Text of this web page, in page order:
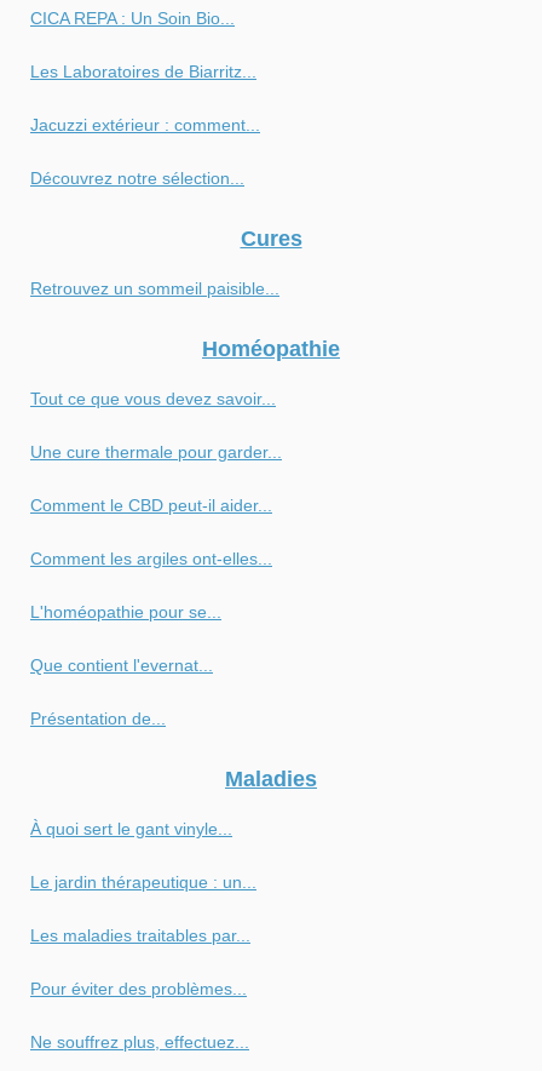
CICA REPA : Un Soin Bio...
Les Laboratoires de Biarritz...
Jacuzzi extérieur : comment...
Découvrez notre sélection...
Cures
Retrouvez un sommeil paisible...
Homéopathie
Tout ce que vous devez savoir...
Une cure thermale pour garder...
Comment le CBD peut-il aider...
Comment les argiles ont-elles...
L'homéopathie pour se...
Que contient l'evernat...
Présentation de...
Maladies
À quoi sert le gant vinyle...
Le jardin thérapeutique : un...
Les maladies traitables par...
Pour éviter des problèmes...
Ne souffrez plus, effectuez...